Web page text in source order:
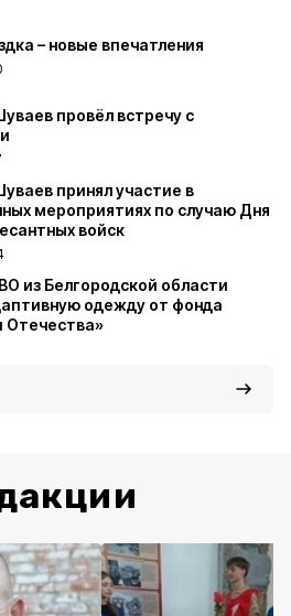
– новые впечатления
провёл встречу с
принял участие в
мероприятиях по случаю Дня
войск
из Белгородской области
одежду от фонда
Отечества»